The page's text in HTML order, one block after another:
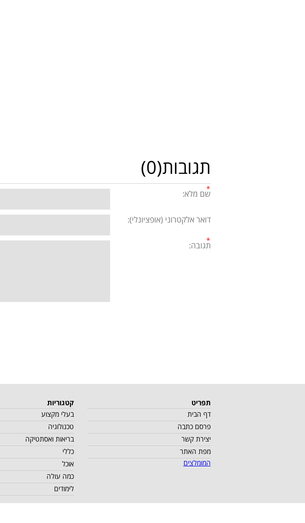
תגובות(0)
שם מלא:
דואר אלקטרוני (אופציונלי):
תגובה:
תפריט
דף הבית
פרסם כתבה
יצירת קשר
מפת האתר
המומלצים
קטגוריות
בעלי מקצוע
טכנולוגיה
בריאות ואסתטיקה
כללי
אוכל
כמה עולה
לימודים